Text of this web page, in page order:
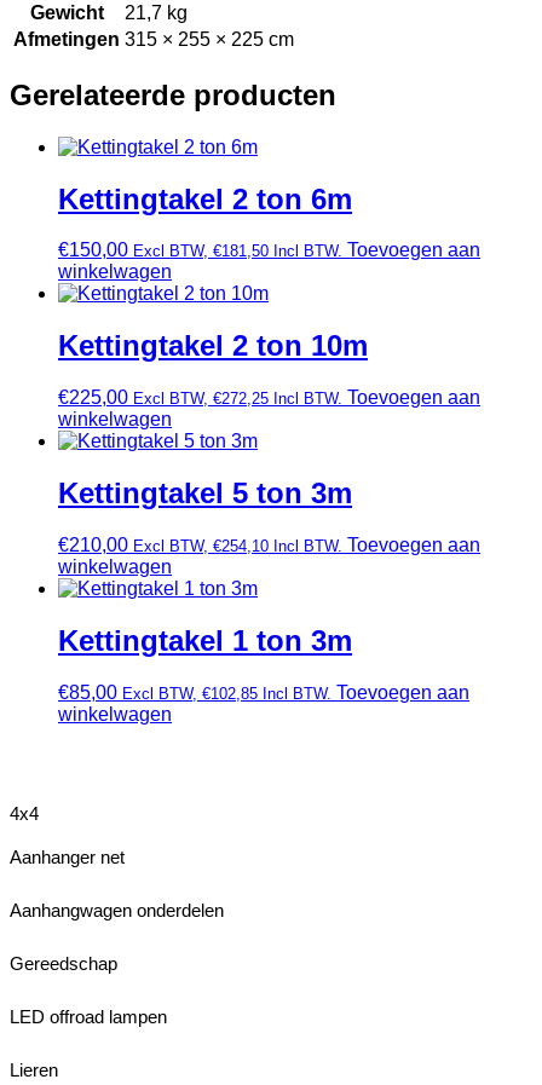
Gewicht
21,7 kg
Afmetingen 315 × 255 × 225 cm
Gerelateerde producten
Kettingtakel 2 ton 6m
€150,00 Excl BTW, €181,50 Incl BTW. Toevoegen aan
winkelwagen
Kettingtakel 2 ton 10m
€225,00 Excl BTW, €272,25 Incl BTW. Toevoegen aan
winkelwagen
Kettingtakel 5 ton 3m
€210,00 Excl BTW, €254,10 Incl BTW. Toevoegen aan
winkelwagen
Kettingtakel 1 ton 3m
€85,00 Excl BTW, €102,85 Incl BTW. Toevoegen aan
winkelwagen
4x4
Aanhanger net
Aanhangwagen onderdelen
Gereedschap
LED offroad lampen
Lieren